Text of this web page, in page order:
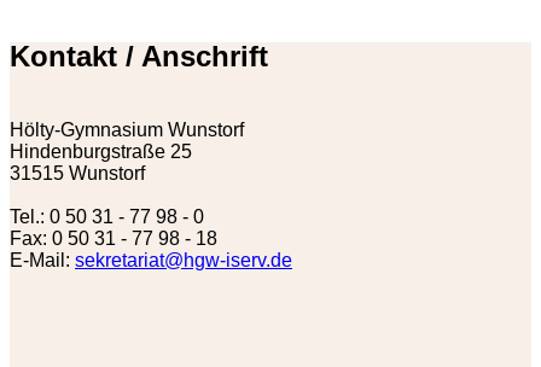
Kontakt / Anschrift
Hölty-Gymnasium Wunstorf
Hindenburgstraße 25
31515 Wunstorf
Tel.: 0 50 31 - 77 98 - 0
Fax: 0 50 31 - 77 98 - 18
E-Mail: sekretariat@hgw-iserv.de